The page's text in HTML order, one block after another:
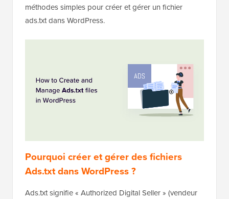
méthodes simples pour créer et gérer un fichier
ads.txt dans WordPress.
Pourquoi créer et gérer des fichiers
Ads.txt dans WordPress ?
Ads.txt signifie « Authorized Digital Seller » (vendeur